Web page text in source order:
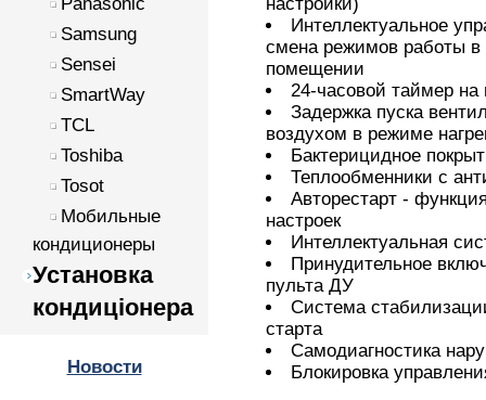
Samsung
Sensei
SmartWay
TCL
Toshiba
Tosot
Мобильные
кондиционеры
Установка
кондиціонера
Новости
Интеллектуальное
смена режимов работы в
помещении
24-часовой таймер
Задержка пуска
воздухом в режиме
Бактерицидное
Теплообменники с
Авторестарт -
настроек
Интеллектуальная
Принудительное
пульта ДУ
Система
старта
Самодиагностика
Блокировка